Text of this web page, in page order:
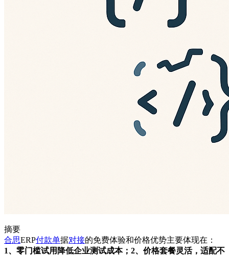
摘要
合思ERP付款单据对接的免费体验和价格优势主要体现在：
1、零门槛试用降低企业测试成本；2、价格套餐灵活，适配不